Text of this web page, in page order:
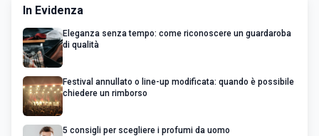
In Evidenza
Eleganza senza tempo: come riconoscere un guardaroba
di qualità
Festival annullato o line-up modificata: quando è possibile
chiedere un rimborso
5 consigli per scegliere i profumi da uomo